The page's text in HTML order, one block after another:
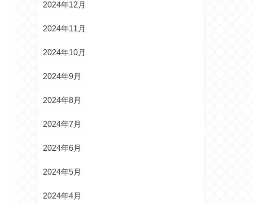
2024年12月
2024年11月
2024年10月
2024年9月
2024年8月
2024年7月
2024年6月
2024年5月
2024年4月